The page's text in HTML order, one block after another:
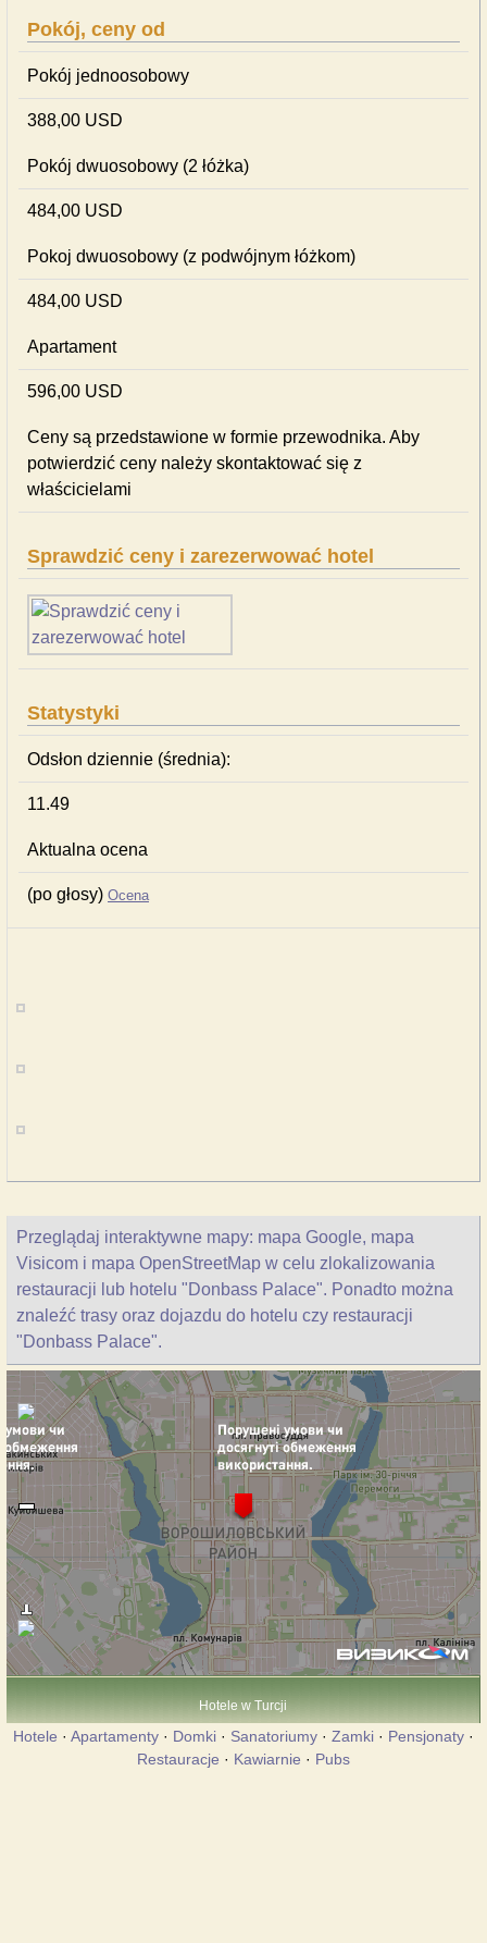
Pokój, ceny od
Pokój jednoosobowy
388,00 USD
Pokój dwuosobowy (2 łóżka)
484,00 USD
Pokoj dwuosobowy (z podwójnym łóżkom)
484,00 USD
Apartament
596,00 USD
Ceny są przedstawione w formie przewodnika. Aby
potwierdzić ceny należy skontaktować się z
właścicielami
Sprawdzić ceny i zarezerwować hotel
Statystyki
Odsłon dziennie (średnia):
11.49
Aktualna ocena
(po głosy) Ocena
Przeglądaj interaktywne mapy: mapa Google, mapa
Visicom i mapa OpenStreetMap w celu zlokalizowania
restauracji lub hotelu "Donbass Palace". Ponadto można
znaleźć trasy oraz dojazdu do hotelu czy restauracji
"Donbass Palace".
Hotele w Turcji
Hotele · Apartamenty · Domki · Sanatoriumy · Zamki · Pensjonaty ·
Restauracje · Kawiarnie · Pubs